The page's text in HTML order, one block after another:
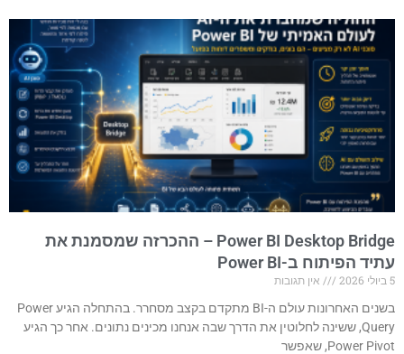
Power BI Desktop Bridge – ההכרזה שמסמנת את
עתיד הפיתוח ב-Power BI
5 ביולי 2026
אין תגובות
בשנים האחרונות עולם ה-BI מתקדם בקצב מסחרר. בהתחלה הגיע Power
Query, ששינה לחלוטין את הדרך שבה אנחנו מכינים נתונים. אחר כך הגיע
Power Pivot, שאפשר